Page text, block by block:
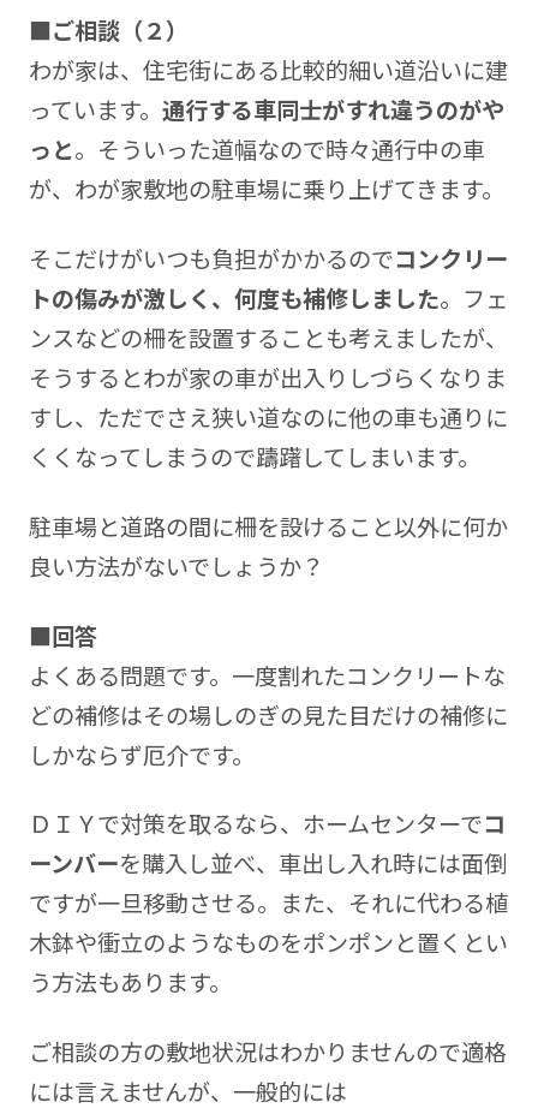
■ご相談（２）
わが家は、住宅街にある比較的細い道沿いに建
っています。 通行する車同士がすれ違うのがや
っと。そういった道幅なので時々通行中の車
が、わが家敷地の駐車場に乗り上げてきます。
そこだけがいつも負担がかかるのでコンクリー
トの傷みが激しく、何度も補修しました。フェ
ンスなどの柵を設置することも考えましたが、
そうするとわが家の車が出入りしづらくなりま
すし、ただでさえ狭い道なのに他の車も通りに
くくなってしまうので躊躇してしまいます。
駐車場と道路の間に柵を設けること以外に何か
良い方法がないでしょうか？
■回答
よくある問題です。一度割れたコンクリートな
どの補修はその場しのぎの見た目だけの補修に
しかならず厄介です。
ＤＩＹで対策を取るなら、ホームセンターでコ
ーンバーを購入し並べ、車出し入れ時には面倒
ですが一旦移動させる。また、それに代わる植
木鉢や衝立のようなものをポンポンと置くとい
う方法もあります。
ご相談の方の敷地状況はわかりませんので適格
には言えませんが、一般的には